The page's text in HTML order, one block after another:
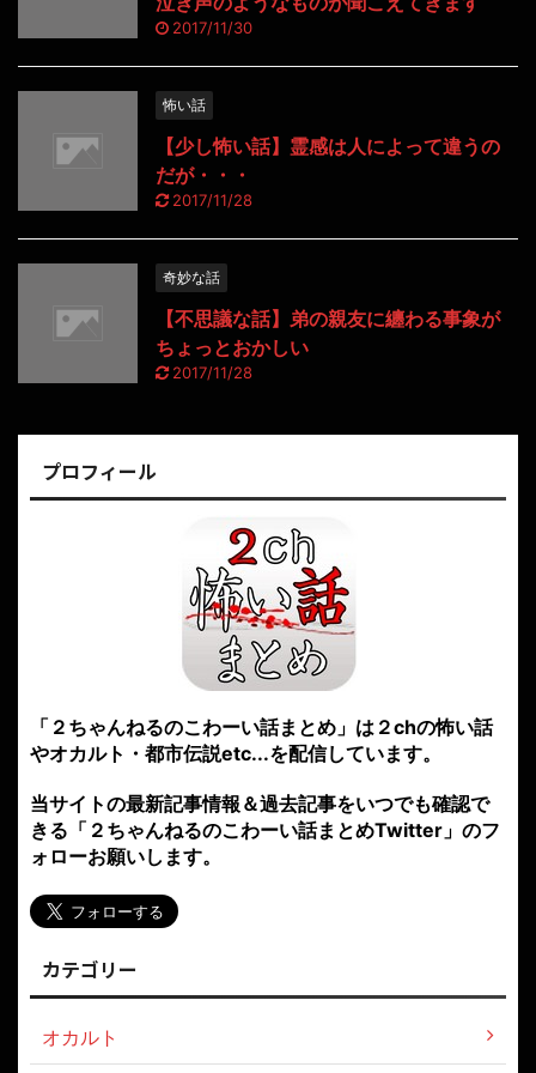
2017/11/30
怖い話
【少し怖い話】霊感は人によって違うの
だが・・・
2017/11/28
奇妙な話
【不思議な話】弟の親友に纏わる事象が
ちょっとおかしい
2017/11/28
プロフィール
「２ちゃんねるのこわーい話まとめ」は２chの怖い話
やオカルト・都市伝説etc...を配信しています。
当サイトの最新記事情報＆過去記事をいつでも確認で
きる「２ちゃんねるのこわーい話まとめTwitter」のフ
ォローお願いします。
カテゴリー
オカルト